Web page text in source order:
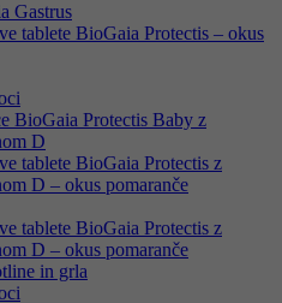
Gastrus
tablete BioGaia Protectis – okus
BioGaia Protectis Baby z
D
tablete BioGaia Protectis z
D – okus pomaranče
tablete BioGaia Protectis z
D – okus pomaranče
in grla